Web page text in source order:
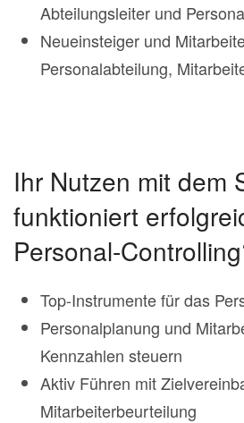
Abteilungsleiter und
Neueinsteiger und
Personalabteilung,
Ihr Nutzen mit dem
funktioniert
Personal-
Top-Instrumente für das
Personalplanung und
Kennzahlen steuern
Aktiv Führen mit
Mitarbeiterbeurteilung